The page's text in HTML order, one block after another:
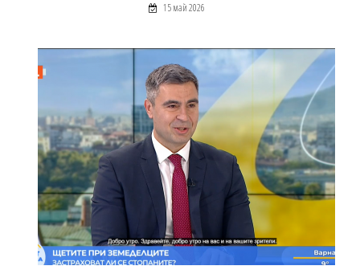
15 май 2026